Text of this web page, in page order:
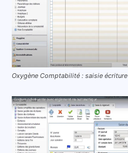
Oxygène Comptabilité : saisie écriture